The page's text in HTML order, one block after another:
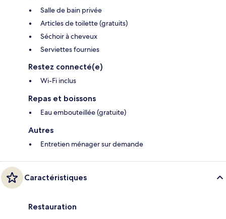
Salle de bain privée
Articles de toilette (gratuits)
Séchoir à cheveux
Serviettes fournies
Restez connecté(e)
Wi-Fi inclus
Repas et boissons
Eau embouteillée (gratuite)
Autres
Entretien ménager sur demande
Caractéristiques
Restauration